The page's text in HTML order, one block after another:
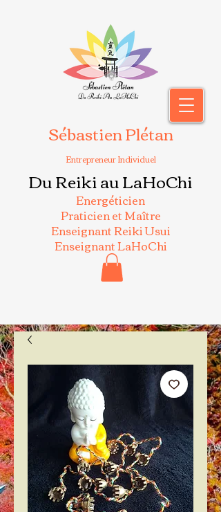
Sébastien Plétan
Entrepreneur Individuel
Du Reiki au LaHoChi
Energéticien
Praticien et Maître
Enseignant Reiki Usui
Enseignant LaHoChi